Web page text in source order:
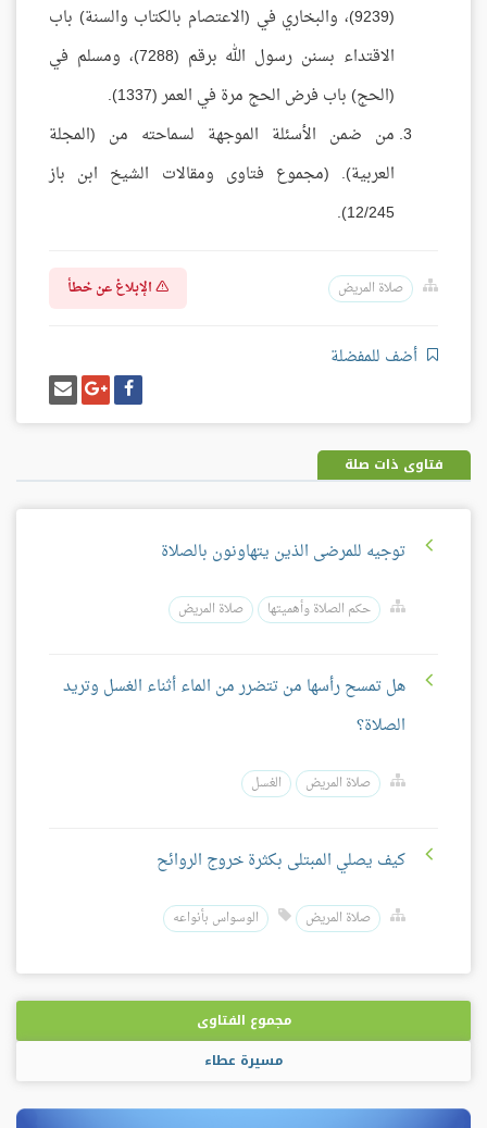
(9239)، والبخاري في (الاعتصام بالكتاب والسنة) باب
الاقتداء بسنن رسول الله برقم (7288)، ومسلم في
(الحج) باب فرض الحج مرة في العمر (1337).
من ضمن الأسئلة الموجهة لسماحته من (المجلة
العربية). (مجموع فتاوى ومقالات الشيخ ابن باز
12/245).
صلاة المريض الإبلاغ عن خطأ
أضف للمفضلة
شارك
على
فيسبوك
شارك
على
غوغل
بلس
إرسل
إيميل
فتاوى ذات صلة
توجيه للمرضى الذين يتهاونون بالصلاة
حكم الصلاة وأهميتها صلاة المريض
هل تمسح رأسها من تتضرر من الماء أثناء الغسل وتريد
الصلاة؟
صلاة المريض الغسل
كيف يصلي المبتلى بكثرة خروج الروائح
صلاة المريض الوسواس بأنواعه
مجموع الفتاوى
مسيرة عطاء